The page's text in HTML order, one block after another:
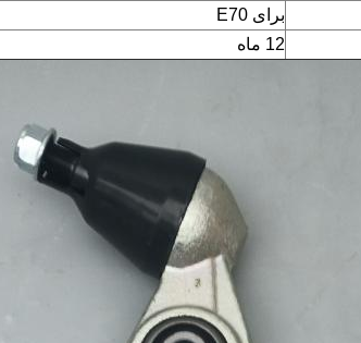
برای E70
12 ماه